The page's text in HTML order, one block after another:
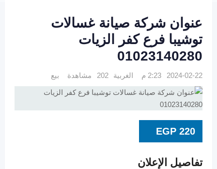
عنوان شركة صيانة غسالات
توشيبا فرع كفر الزيات
01023140280
2024-02-22 2:23 م الغربية 202 مشاهدة بيع
EGP 220
تفاصيل الإعلان